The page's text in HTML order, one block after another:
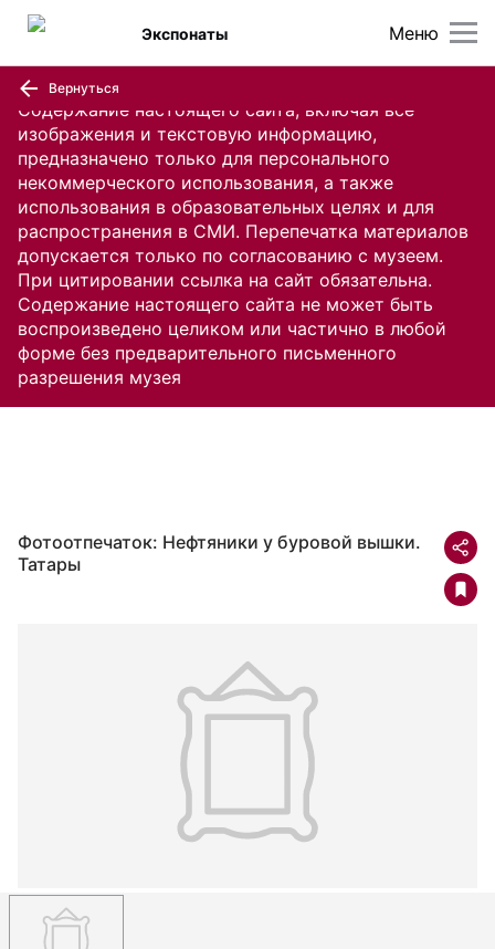
Содержание настоящего сайта, включая все
изображения и текстовую информацию,
предназначено только для персонального
некоммерческого использования, а также
использования в образовательных целях и для
распространения в СМИ. Перепечатка материалов
допускается только по согласованию с музеем.
При цитировании ссылка на сайт обязательна.
Содержание настоящего сайта не может быть
воспроизведено целиком или частично в любой
форме без предварительного письменного
разрешения музея
Меню
Экспонаты
Вернуться
Фотоотпечаток: Нефтяники у буровой вышки.
Татары